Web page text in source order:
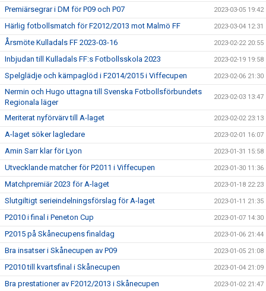
Premiärsegrar i DM för P09 och P07 2023-03-05 19:42
Härlig fotbollsmatch för F2012/2013 mot Malmö FF 2023-03-04 12:31
Årsmöte Kulladals FF 2023-03-16 2023-02-22 20:55
Inbjudan till Kulladals FF:s Fotbollsskola 2023 2023-02-19 19:58
Spelglädje och kämpaglöd i F2014/2015 i Viffecupen 2023-02-06 21:30
Nermin och Hugo uttagna till Svenska Fotbollsförbundets
Regionala läger
2023-02-03 13:47
Meriterat nyförvärv till A-laget 2023-02-02 23:13
A-laget söker lagledare 2023-02-01 16:07
Amin Sarr klar för Lyon 2023-01-31 15:58
Utvecklande matcher för P2011 i Viffecupen 2023-01-30 11:36
Matchpremiär 2023 för A-laget 2023-01-18 22:23
Slutgiltigt serieindelningsförslag för A-laget 2023-01-11 21:35
P2010 i final i Peneton Cup 2023-01-07 14:30
P2015 på Skånecupens finaldag 2023-01-06 21:44
Bra insatser i Skånecupen av P09 2023-01-05 21:08
P2010 till kvartsfinal i Skånecupen 2023-01-04 21:09
Bra prestationer av F2012/2013 i Skånecupen 2023-01-02 21:47